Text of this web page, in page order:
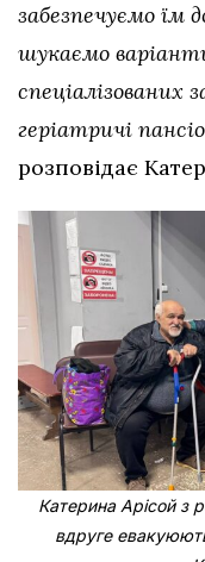
забезпечуємо їм
шукаємо
спеціалізованих
геріатричі
розповідає
Катерина Арісой з
вдруге